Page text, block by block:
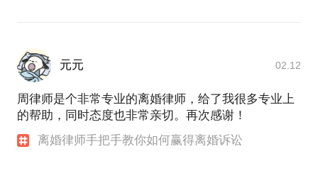
元元 02.12
周律师是个非常专业的离婚律师，给了我很多专业上
的帮助，同时态度也非常亲切。再次感谢！
离婚律师手把手教你如何赢得离婚诉讼